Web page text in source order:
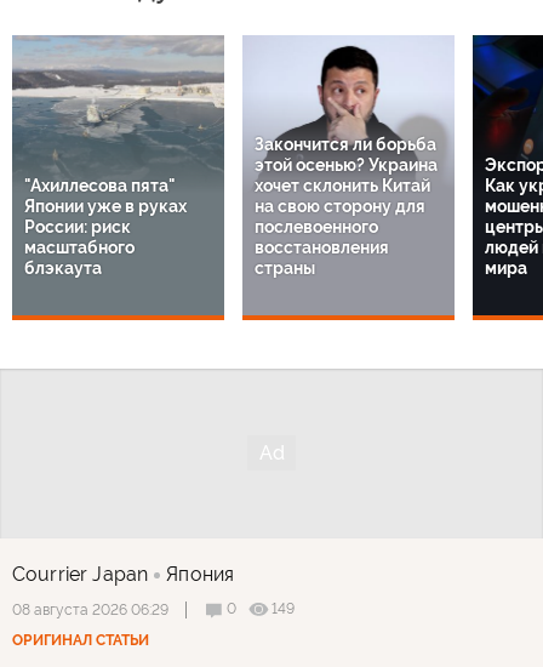
"Ахиллесова пята"
Японии уже в руках
России: риск
масштабного
блэкаута
Закончится ли борьба
этой осенью? Украина
хочет склонить Китай
на свою сторону для
послевоенного
восстановления
страны
Как
людей
мира
Courrier Japan Япония
08 августа 2026 06:29 0
149
ОРИГИНАЛ СТАТЬИ